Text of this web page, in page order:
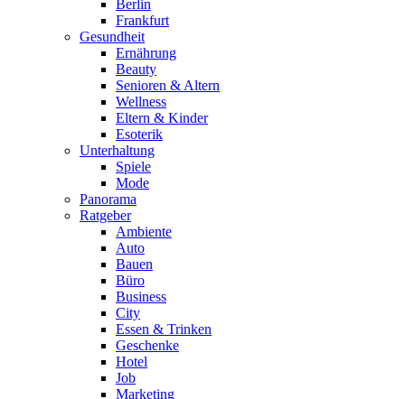
Berlin
Frankfurt
Gesundheit
Ernährung
Beauty
Senioren & Altern
Wellness
Eltern & Kinder
Esoterik
Unterhaltung
Spiele
Mode
Panorama
Ratgeber
Ambiente
Auto
Bauen
Büro
Business
City
Essen & Trinken
Geschenke
Hotel
Job
Marketing